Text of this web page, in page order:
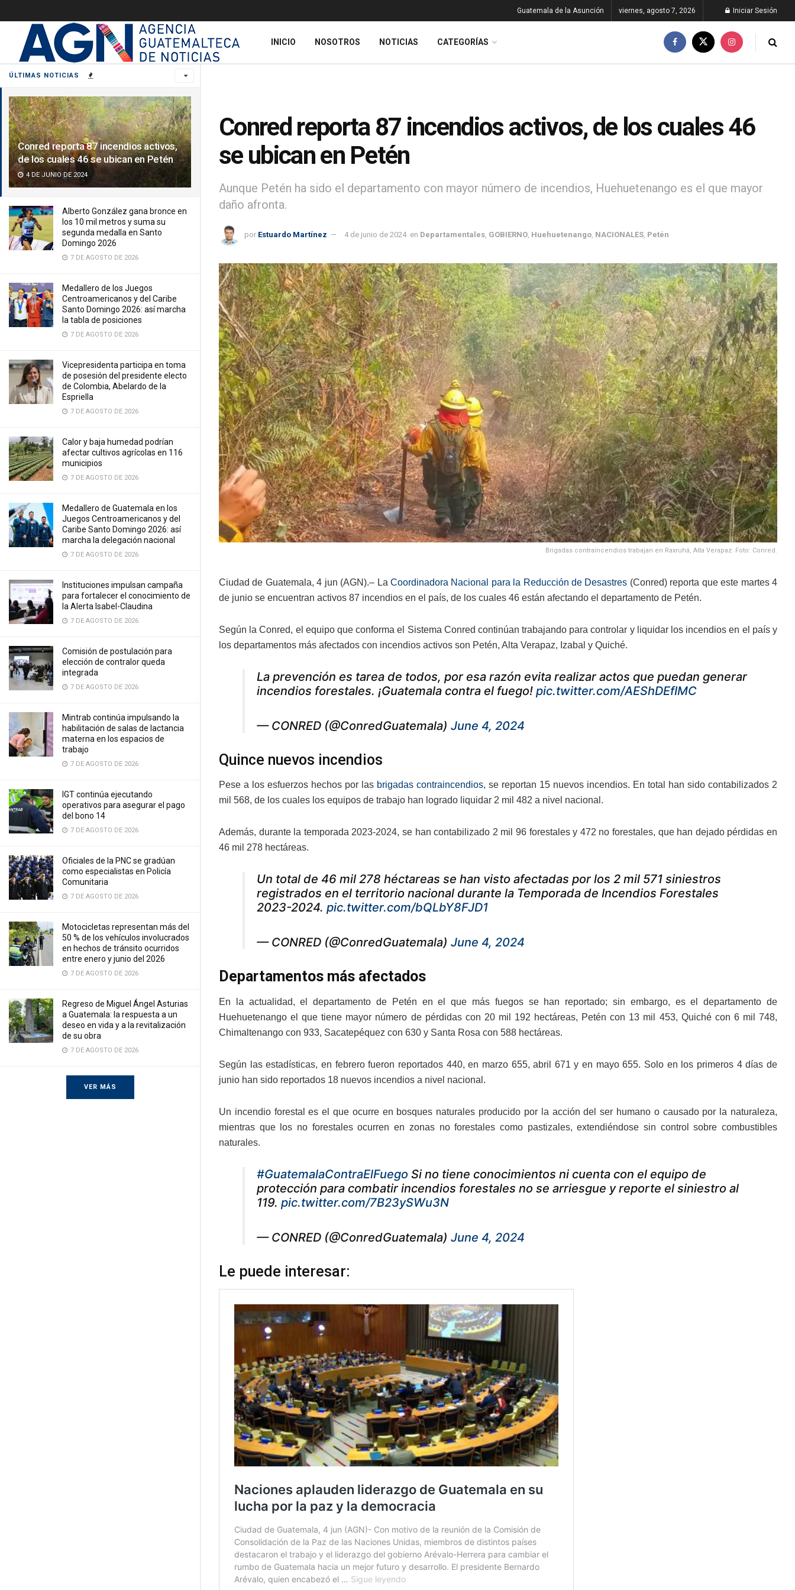
ÚLTIMAS NOTICIAS
Conred reporta 87 incendios activos,
de los cuales 46 se ubican en Petén
4 DE JUNIO DE 2024
Alberto González gana bronce en
los 10 mil metros y suma su
segunda medalla en Santo
Domingo 2026
7 DE AGOSTO DE 2026
Medallero de los Juegos
Centroamericanos y del Caribe
Santo Domingo 2026: así marcha
la tabla de posiciones
7 DE AGOSTO DE 2026
Vicepresidenta participa en toma
de posesión del presidente electo
de Colombia, Abelardo de la
Espriella
7 DE AGOSTO DE 2026
Calor y baja humedad podrían
afectar cultivos agrícolas en 116
municipios
7 DE AGOSTO DE 2026
Medallero de Guatemala en los
Juegos Centroamericanos y del
Caribe Santo Domingo 2026: así
marcha la delegación nacional
7 DE AGOSTO DE 2026
Instituciones impulsan campaña
para fortalecer el conocimiento de
la Alerta Isabel-Claudina
7 DE AGOSTO DE 2026
Comisión de postulación para
elección de contralor queda
integrada
7 DE AGOSTO DE 2026
Mintrab continúa impulsando la
habilitación de salas de lactancia
materna en los espacios de
trabajo
7 DE AGOSTO DE 2026
IGT continúa ejecutando
operativos para asegurar el pago
del bono 14
7 DE AGOSTO DE 2026
Oficiales de la PNC se gradúan
como especialistas en Policía
Comunitaria
7 DE AGOSTO DE 2026
Motocicletas representan más del
50 % de los vehículos involucrados
en hechos de tránsito ocurridos
entre enero y junio del 2026
7 DE AGOSTO DE 2026
Regreso de Miguel Ángel Asturias
a Guatemala: la respuesta a un
deseo en vida y a la revitalización
de su obra
7 DE AGOSTO DE 2026
VER MÁS
Guatemala de la Asunción viernes, agosto 7, 2026 Iniciar Sesión
INICIO NOSOTROS NOTICIAS CATEGORÍAS
Conred reporta 87 incendios activos, de los cuales 46
se ubican en Petén
Aunque Petén ha sido el departamento con mayor número de incendios, Huehuetenango es el que mayor
daño afronta.
por Estuardo Martínez 4 de junio de 2024 en Departamentales GOBIERNO Huehuetenango NACIONALES Petén
Brigadas contraincendios trabajan en Raxruhá, Alta Verapaz. Foto: Conred.
Ciudad de Guatemala, 4 jun (AGN).– La Coordinadora Nacional para la Reducción de Desastres (Conred) reporta que este martes 4
de junio se encuentran activos 87 incendios en el país, de los cuales 46 están afectando el departamento de Petén.
Según la Conred, el equipo que conforma el Sistema Conred continúan trabajando para controlar y liquidar los incendios en el país y
los departamentos más afectados con incendios activos son Petén, Alta Verapaz, Izabal y Quiché.
La prevención es tarea de todos, por esa razón evita realizar actos que puedan generar
incendios forestales. ¡Guatemala contra el fuego! pic.twitter.com/AEShDEfIMC
— CONRED (@ConredGuatemala) June 4, 2024
Quince nuevos incendios
Pese a los esfuerzos hechos por las brigadas contraincendios, se reportan 15 nuevos incendios. En total han sido contabilizados 2
mil 568, de los cuales los equipos de trabajo han logrado liquidar 2 mil 482 a nivel nacional.
Además, durante la temporada 2023-2024, se han contabilizado 2 mil 96 forestales y 472 no forestales, que han dejado pérdidas en
46 mil 278 hectáreas.
Un total de 46 mil 278 héctareas se han visto afectadas por los 2 mil 571 siniestros
registrados en el territorio nacional durante la Temporada de Incendios Forestales
2023-2024. pic.twitter.com/bQLbY8FJD1
— CONRED (@ConredGuatemala) June 4, 2024
Departamentos más afectados
En la actualidad, el departamento de Petén en el que más fuegos se han reportado; sin embargo, es el departamento de
Huehuetenango el que tiene mayor número de pérdidas con 20 mil 192 hectáreas, Petén con 13 mil 453, Quiché con 6 mil 748,
Chimaltenango con 933, Sacatepéquez con 630 y Santa Rosa con 588 hectáreas.
Según las estadísticas, en febrero fueron reportados 440, en marzo 655, abril 671 y en mayo 655. Solo en los primeros 4 días de
junio han sido reportados 18 nuevos incendios a nivel nacional.
Un incendio forestal es el que ocurre en bosques naturales producido por la acción del ser humano o causado por la naturaleza,
mientras que los no forestales ocurren en zonas no forestales como pastizales, extendiéndose sin control sobre combustibles
naturales.
#GuatemalaContraElFuego Si no tiene conocimientos ni cuenta con el equipo de
protección para combatir incendios forestales no se arriesgue y reporte el siniestro al
119. pic.twitter.com/7B23ySWu3N
— CONRED (@ConredGuatemala) June 4, 2024
Le puede interesar: